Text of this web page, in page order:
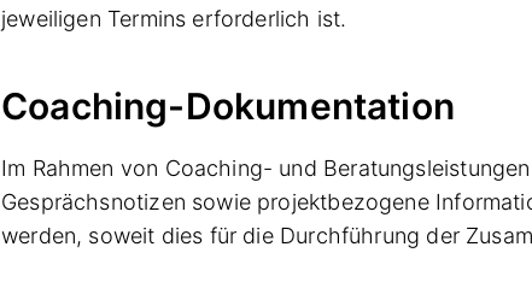
jeweiligen Termins erforderlich ist.
Coaching-Dokumentation
Im Rahmen von Coaching- und
Gesprächsnotizen sowie projektbezogene
werden, soweit dies für die Durchführung der